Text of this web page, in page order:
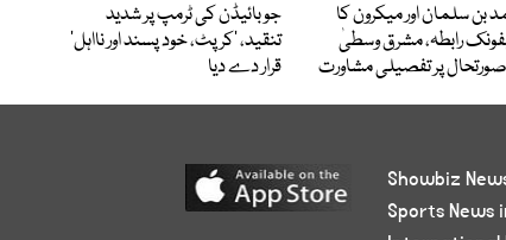
بن سلمان اور میکرون کا
رابطہ، مشرق وسطیٰ
پر تفصیلی مشاورت
جو بائیڈن کی ٹرمپ پر شدید
تنقید، ’کرپٹ، خود پسند اور نااہل‘
قرار دے دیا
Showbiz
Sports News